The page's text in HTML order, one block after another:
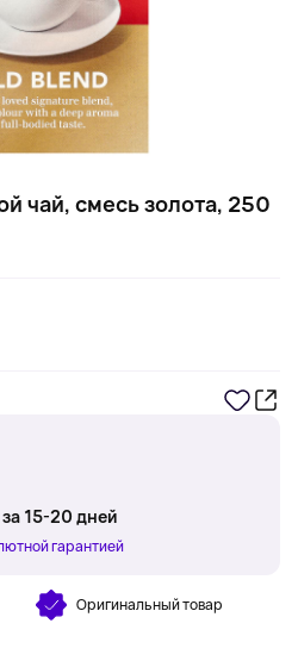
чай, смесь золота, 250
15-20 дней
гарантией
Оригинальный товар